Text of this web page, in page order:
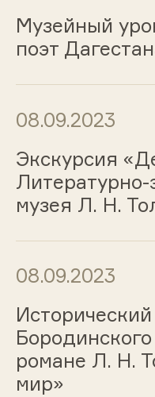
Музейный
поэт
08.09.2023
Экскурсия
Литературно-
музея Л. Н.
08.09.2023
романе Л. Н.
мир»